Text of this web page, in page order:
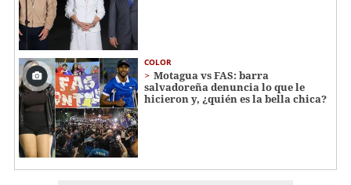
COLOR
Motagua vs FAS: barra
salvadoreña denuncia lo que le
hicieron y, ¿quién es la bella chica?